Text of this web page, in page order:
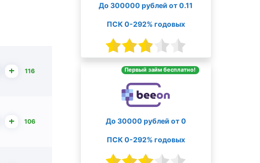
+ 116
+ 106
До 300000 рублей от 0.11
ПСК 0-292% годовых
Первый займ бесплатно!
До 30000 рублей от 0
ПСК 0-292% годовых